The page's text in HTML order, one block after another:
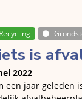
Recycling
is
2022
een jaar geleden